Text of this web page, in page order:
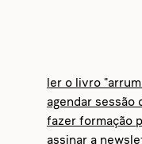
ler o livro
agendar sessão
fazer formação
assinar a